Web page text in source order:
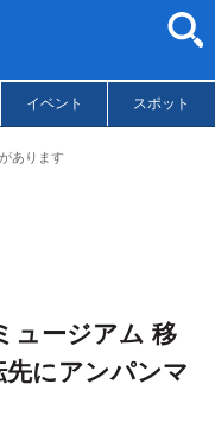
イベント スポット
あります
ュージアム 移
先にアンパンマ